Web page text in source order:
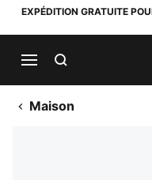
EXPÉDITION GRATUITE
Maison